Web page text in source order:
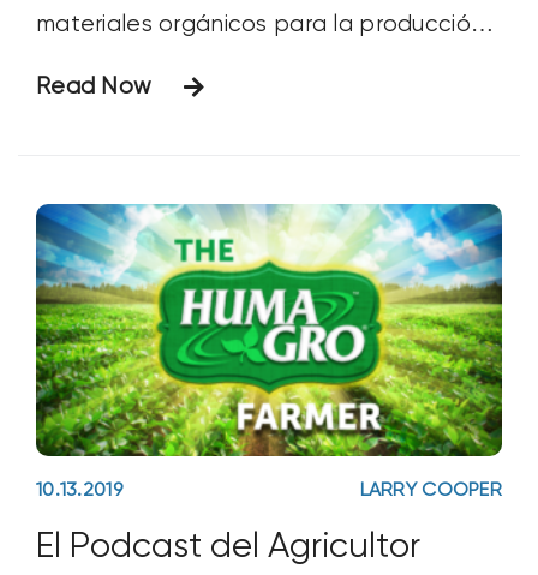
materiales orgánicos para la producción
Read Now
10.13.2019 LARRY COOPER
El Podcast del Agricultor